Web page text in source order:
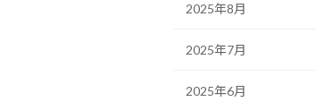
2025年8月
2025年7月
2025年6月